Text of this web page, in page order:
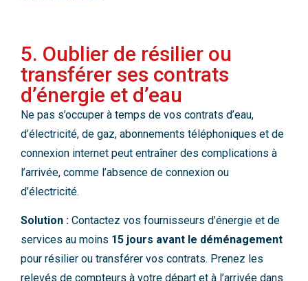
5. Oublier de résilier ou
transférer ses contrats
d’énergie et d’eau
Ne pas s’occuper à temps de vos contrats d’eau,
d’électricité, de gaz, abonnements téléphoniques et de
connexion internet peut entraîner des complications à
l’arrivée, comme l’absence de connexion ou
d’électricité.
Solution : Contactez vos fournisseurs d’énergie et de
services au moins 15 jours avant le déménagement
pour résilier ou transférer vos contrats. Prenez les
relevés de compteurs à votre départ et à l’arrivée dans